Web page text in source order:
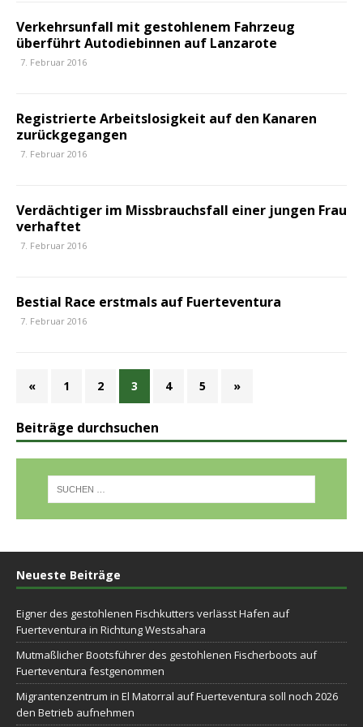
Verkehrsunfall mit gestohlenem Fahrzeug
überführt Autodiebinnen auf Lanzarote
7. Februar 2016
Registrierte Arbeitslosigkeit auf den Kanaren
zurückgegangen
7. Februar 2016
Verdächtiger im Missbrauchsfall einer jungen Frau
verhaftet
7. Februar 2016
Bestial Race erstmals auf Fuerteventura
7. Februar 2016
« 1 2 3 4 5 »
Beiträge durchsuchen
Neueste Beiträge
Eigner des gestohlenen Fischkutters verlässt Hafen auf
Fuerteventura in Richtung Westsahara
Mutmaßlicher Bootsführer des gestohlenen Fischerboots auf
Fuerteventura festgenommen
Migrantenzentrum in El Matorral auf Fuerteventura soll noch 2026
den Betrieb aufnehmen